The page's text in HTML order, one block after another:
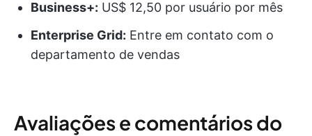
Business+: US$ 12,50 por usuário por mês
Enterprise Grid: Entre em contato com o
departamento de vendas
Avaliações e comentários do